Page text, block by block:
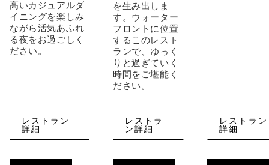
高いカジュアルダ
イニングを楽しみ
ながら活気あふれ
る夜をお過ごしく
ださい。
レストラン
詳細
を生み出しま
す。ウォーター
フロントに位置
するこのレスト
ランで、ゆっく
りと過ぎていく
時間をご堪能く
ださい。
レストラ
ン詳細
レストラン
詳細